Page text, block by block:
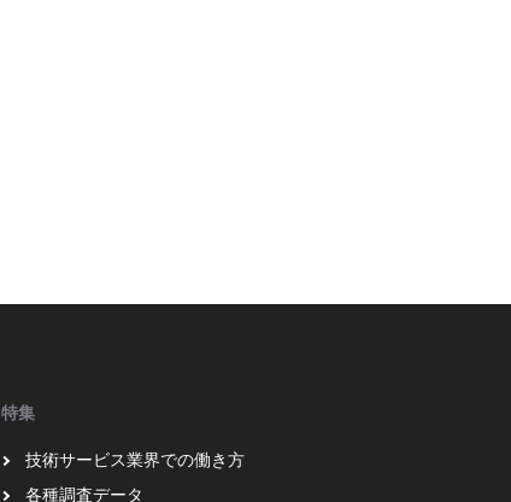
特集
技術サービス業界での働き方
各種調査データ